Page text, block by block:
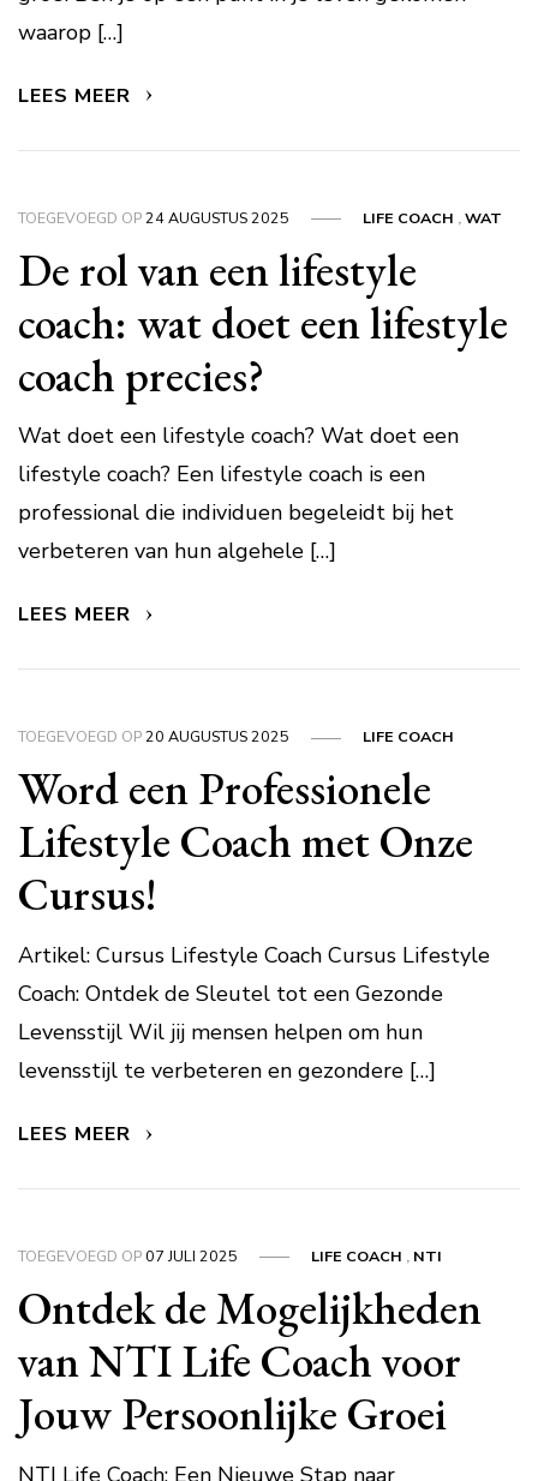
waarop […]
LEES MEER
TOEGEVOEGD OP24 AUGUSTUS 2025 LIFE COACH ,WAT
De rol van een lifestyle
coach: wat doet een lifestyle
coach precies?
Wat doet een lifestyle coach? Wat doet een
lifestyle coach? Een lifestyle coach is een
professional die individuen begeleidt bij het
verbeteren van hun algehele […]
LEES MEER
TOEGEVOEGD OP20 AUGUSTUS 2025 LIFE COACH
Word een Professionele
Lifestyle Coach met Onze
Cursus!
Artikel: Cursus Lifestyle Coach Cursus Lifestyle
Coach: Ontdek de Sleutel tot een Gezonde
Levensstijl Wil jij mensen helpen om hun
levensstijl te verbeteren en gezondere […]
LEES MEER
TOEGEVOEGD OP07 JULI 2025 LIFE COACH , NTI
Ontdek de Mogelijkheden
van NTI Life Coach voor
Jouw Persoonlijke Groei
NTI Life Coach: Een Nieuwe Stap naar